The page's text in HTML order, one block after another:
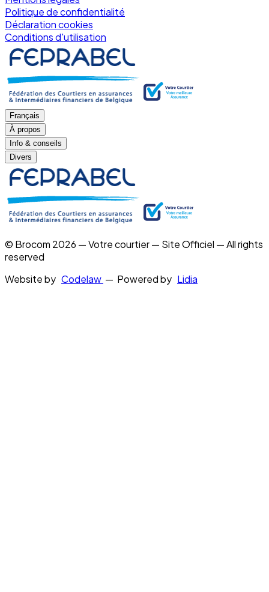
Politique de confidentialité
Déclaration cookies
Conditions d'utilisation
Français
À propos
Info & conseils
Divers
© Brocom 2026 — Votre courtier — Site Officiel — All rights
reserved
Website by Codelaw — Powered by Lidia